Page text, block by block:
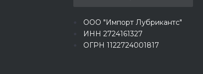
ООО "Импорт Лубрикантс"
ИНН 2724161327
ОГРН 1122724001817